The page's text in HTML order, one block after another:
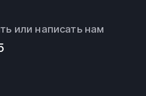
или написать нам